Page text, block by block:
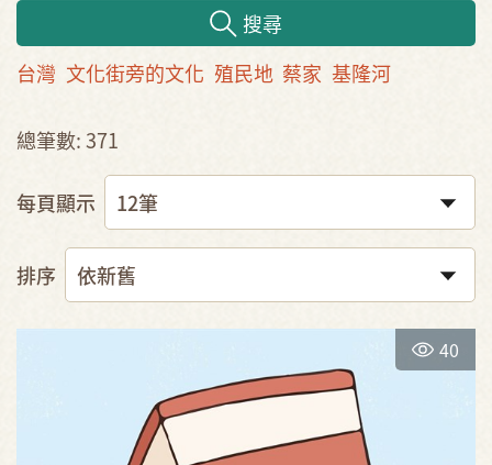
搜尋
台灣 文化街旁的文化 殖民地 蔡家 基隆河
總筆數: 371
每頁顯示
排序
40